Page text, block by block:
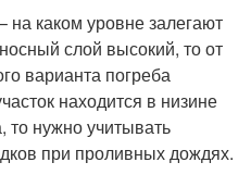
каком уровне залегают
слой высокий, то от
варианта погреба
находится в низине
то нужно учитывать
при проливных дождях.